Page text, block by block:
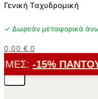
Γενική Ταχυδρομική
✓ Δωρεάν μεταφορικά
0,00 € 0
-15% ΠΑΝΤΟΎ